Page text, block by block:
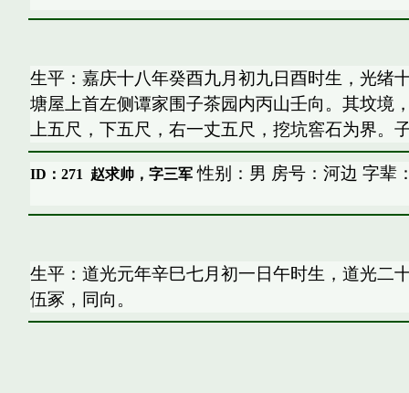
生平：嘉庆十八年癸酉九月初九日酉时生，光绪
塘屋上首左侧谭家围子茶园内丙山壬向。其坟境
上五尺，下五尺，右一丈五尺，挖坑窖石为界。
ID：271 赵求帅，字三军性别：男 房号：河边 字辈
生平：道光元年辛巳七月初一日午时生，道光二
伍冢，同向。